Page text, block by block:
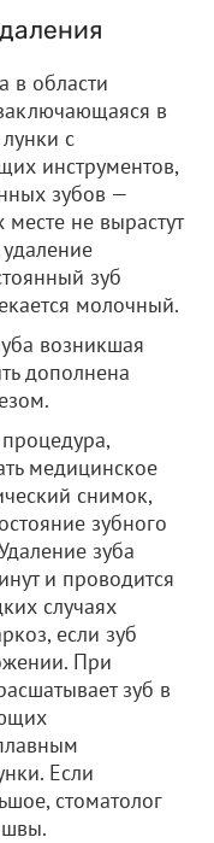
в области
в
с
инструментов,
зубов —
не вырастут
зуб
молочный.
возникшая
дополнена
медицинское
снимок,
зубного
зуба
и проводится
случаях
если зуб
При
зуб в
Если
стоматолог
швы.